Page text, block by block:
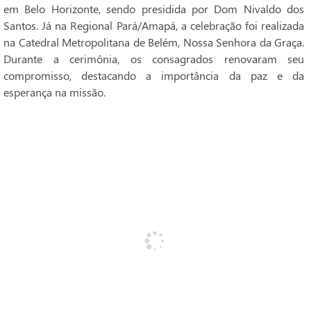
em Belo Horizonte, sendo presidida por Dom Nivaldo dos
Santos. Já na Regional Pará/Amapá, a celebração foi realizada
na Catedral Metropolitana de Belém, Nossa Senhora da Graça.
Durante a cerimônia, os consagrados renovaram seu
compromisso, destacando a importância da paz e da
esperança na missão.